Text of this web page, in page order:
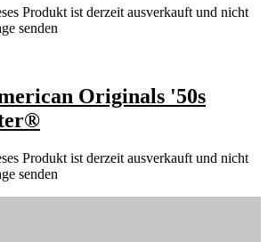
Produkt ist derzeit ausverkauft und nicht
senden
Originals '50s
Produkt ist derzeit ausverkauft und nicht
senden